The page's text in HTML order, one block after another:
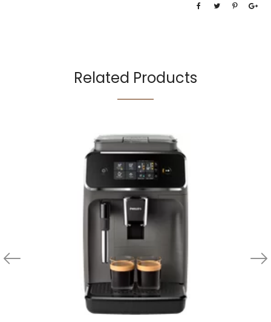
Related Products